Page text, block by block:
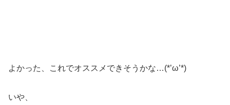
よかった、これでオススメできそうかな…(*’ω’*)
いや、